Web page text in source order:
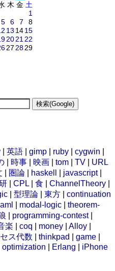
木 金 土
1
5 6 7
8
13 1415
2021 22
27 2829
英語 gimp ruby cygwin
時事 映画 tom TV
URL
圏論 haskell javascript|
CPL 食 ChannelTheory
型理論 東方
continuation
modal-logic
theorem-
programming-contest|
楽 coq money Alloy
ス代数 thinkpad game
optimization Erlang
iPhone